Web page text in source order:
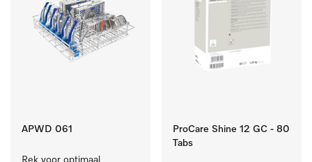
APWD 061
Rek voor optimaal
ProCare Shine 12 GC - 80
Tabs